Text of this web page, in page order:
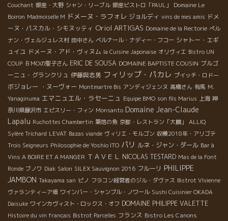
Couchant 銀座・大野 シャン・リーブル 銀座ビストロ「PAUL」
Domaine Le
Boiron Madmoiselle M ドメーヌ・ラフォレ ジョルディ vins de mes amis ドメ
ーヌ・パスカル・シモヌッティ Oriol ARTIGAS Domaine de la Rectorie ぺル
ナン・ヴェルジュレス村 田中さん ベルナール・ナディー・フコー シャトー・エギ
ュイユ ドメーヌ・アド・ヴィヌム la Cuisine Japonaise オリヴィエ Bistro UN
COUP ＢＭОの聖子さん ERIC DE SOUSA DOMAINE BAPTISTE COUSIN ブルゴ
ーニュ・グランクリュ 伊藤與志男 フィリップ・パカレ プイッチ・ロドー
ボジョレー ・ヌーヴォー Montmartre Bis アンディジェンヌ 高橋さん 有馬 M.
Yanaginuma エマニュエル・ラセーニュ Equipe BMO son fils Marius 上海 神
奈川県藤沢市 エピスリー・フィン Monsanto Domaine Jean-Claude
Lapalu Ruchottes Chambertin 築地の魚 京都・レストラン「大鵬」
ALLIQ
Sylère Trichard LEVAT Bazas viande ヴィリエ・モルゴン 収穫2018年・アリゴテ
Trois Seigneurs Philosophie de Yoshio ITO パリ ルネ・ジャン・ダール Bar à
Vins A BOIRE ET A MANGER ＴＡＶＥＬ NICOLAS TESTARD Mas de la Font
Ronde ブノワ Diak Salon SILEX Sauvignon 2016 フルーリ PHILIPPE
JAMBON Takayama san ピノ フラコン経営者のジル・ダヴァス Bistrot VIvienne
ヴァランティーア畑 ワインバー・シャンブル・ノワール Sushi Cuisinier OKADA
Daisuke ワインカヴィスト・ロックス・オフ DOMAINE PHILIPPE VALETTE
Histoire du vin francais Bistrot Parcelles フランス Bistro Les Canons